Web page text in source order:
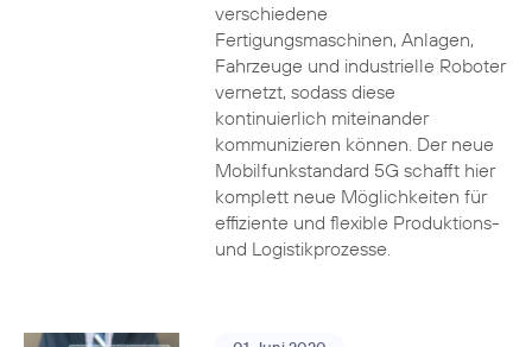
verschiedene
Fertigungsmaschinen, Anlagen,
Fahrzeuge und industrielle Roboter
vernetzt, sodass diese
kontinuierlich miteinander
kommunizieren können. Der neue
Mobilfunkstandard 5G schafft hier
komplett neue Möglichkeiten für
effiziente und flexible Produktions-
und Logistikprozesse.